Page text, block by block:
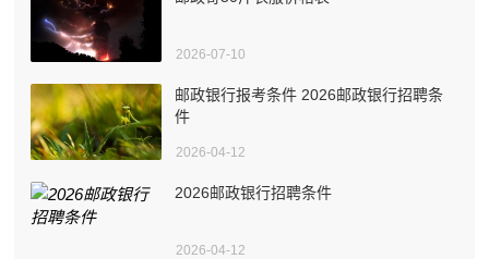
2026-07-10
邮政银行报考条件 2026邮政银行招聘条
件
2026-04-12
2026邮政银行招聘条件
2026-04-12